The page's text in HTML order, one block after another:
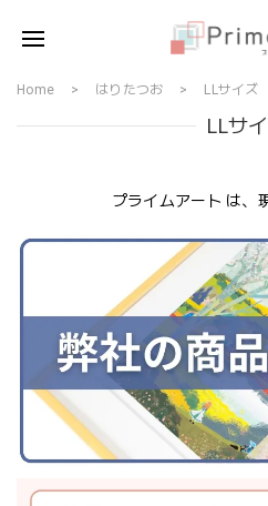
Home はりたつお LLサイズ
LLサ
プライムアート は、